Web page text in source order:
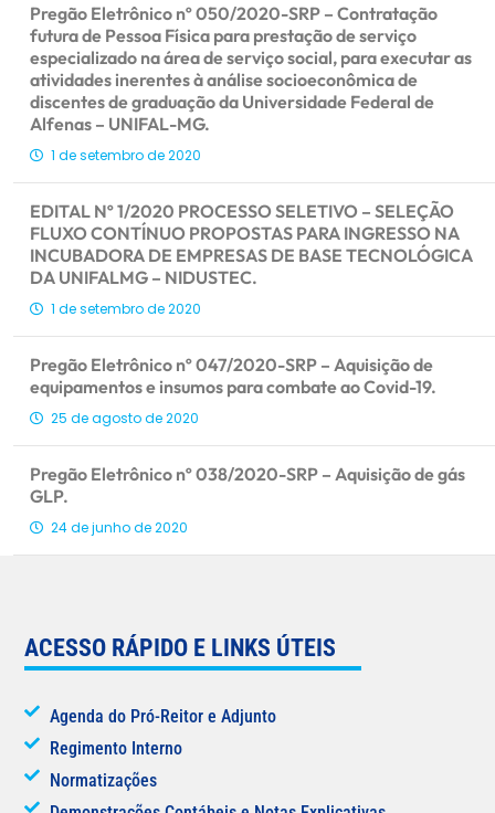
Pregão Eletrônico nº 050/2020-SRP – Contratação
futura de Pessoa Física para prestação de serviço
especializado na área de serviço social, para executar as
atividades inerentes à análise socioeconômica de
discentes de graduação da Universidade Federal de
Alfenas – UNIFAL-MG.
1 de setembro de 2020
EDITAL Nº 1/2020 PROCESSO SELETIVO – SELEÇÃO
FLUXO CONTÍNUO PROPOSTAS PARA INGRESSO NA
INCUBADORA DE EMPRESAS DE BASE TECNOLÓGICA
DA UNIFALMG – NIDUSTEC.
1 de setembro de 2020
Pregão Eletrônico nº 047/2020-SRP – Aquisição de
equipamentos e insumos para combate ao Covid-19.
25 de agosto de 2020
Pregão Eletrônico nº 038/2020-SRP – Aquisição de gás
GLP.
24 de junho de 2020
ACESSO RÁPIDO E LINKS ÚTEIS
Agenda do Pró-Reitor e Adjunto
Regimento Interno
Normatizações